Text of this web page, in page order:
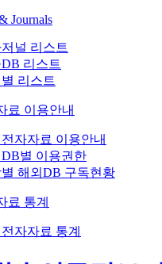
Journals
널 리스트
리스트
리스트
료 이용안내
자자료 이용안내
별 이용권한
해외DB 구독현황
료 통계
자자료 통계